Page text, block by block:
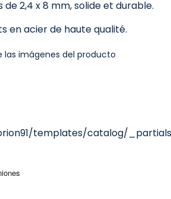
2,4 x 8 mm, solide et durable.
en acier de haute qualité.
las imágenes del producto
templates/catalog/